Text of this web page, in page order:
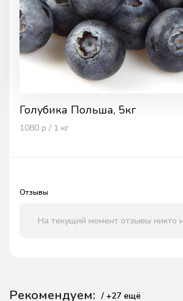
Голубика Польша, 5кг
1080 р / 1 кг
Отзывы
На текущий момент отзывы никто
Рекомендуем: / +27 ещё